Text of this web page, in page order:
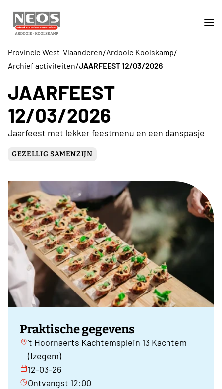
Provincie West-Vlaanderen/Ardooie Koolskamp/
Archief activiteiten/JAARFEEST 12/03/2026
JAARFEEST
12/03/2026
Jaarfeest met lekker feestmenu en een danspasje
GEZELLIG SAMENZIJN
Praktische gegevens
't Hoornaerts Kachtemsplein 13 Kachtem
(Izegem)
12-03-26
Ontvangst 12:00